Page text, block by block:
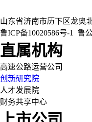
山东省济南市历下区龙奥
鲁ICP备10020586号-1
鲁
直属机构
高速公路运营公司
创新研究院
人才发展院
财务共享中心